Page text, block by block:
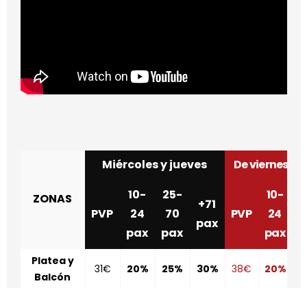
ZONAS
Miércoles y jueves De viernes a
PVP
10-
24
pax
25-
70
pax
+71
pax
PVP
10-
24
pax
Platea y
Balcón
31€ 20% 25% 30% 38€ 20%